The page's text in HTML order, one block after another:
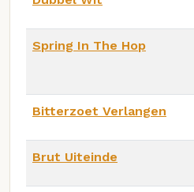
Spring In The Hop
Bitterzoet Verlangen
Brut Uiteinde